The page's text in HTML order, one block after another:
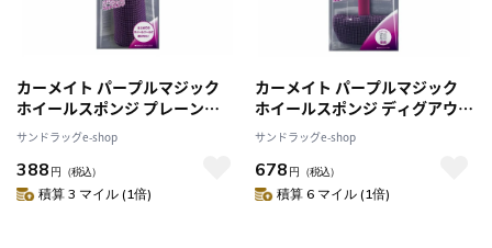
カーメイト パープルマジック
ホイールスポンジ プレーン
C163
サンドラッグe-shop
388 円 （税込）
積算 3 マイル (1倍)
カーメイト パープルマジック
ホイールスポンジ ディグアウト
C167
サンドラッグe-shop
678 円 （税込）
積算 6 マイル (1倍)